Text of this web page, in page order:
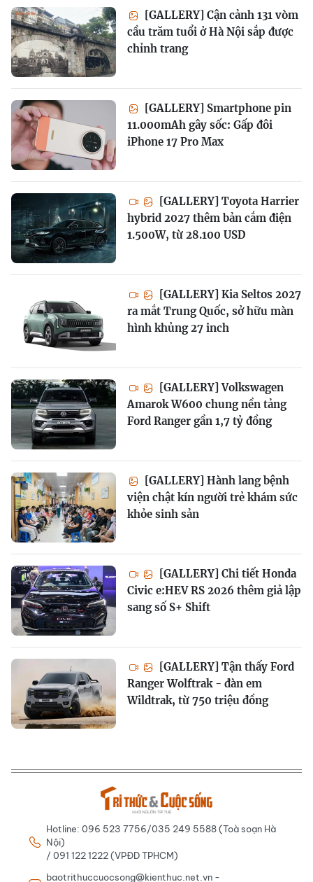
[GALLERY] Cận cảnh 131 vòm
cầu trăm tuổi ở Hà Nội sắp được
chỉnh trang
[GALLERY] Smartphone pin
11.000mAh gây sốc: Gấp đôi
iPhone 17 Pro Max
[GALLERY] Toyota Harrier
hybrid 2027 thêm bản cắm điện
1.500W, từ 28.100 USD
[GALLERY] Kia Seltos 2027
ra mắt Trung Quốc, sở hữu màn
hình khủng 27 inch
[GALLERY] Volkswagen
Amarok W600 chung nền tảng
Ford Ranger gần 1,7 tỷ đồng
[GALLERY] Hành lang bệnh
viện chật kín người trẻ khám sức
khỏe sinh sản
[GALLERY] Chi tiết Honda
Civic e:HEV RS 2026 thêm giả lập
sang số S+ Shift
[GALLERY] Tận thấy Ford
Ranger Wolftrak - đàn em
Wildtrak, từ 750 triệu đồng
Hotline: 096 523 7756/035 249 5588 (Toà soạn Hà
Nội)
/ 091 122 1222 (VPĐD TPHCM)
baotrithuccuocsong@kienthuc.net.vn -